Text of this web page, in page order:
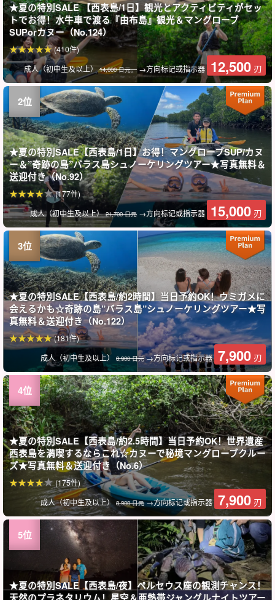
★夏の特別SALE 【西表島/1日】観光とアクティビティがセッ
トでお得！水牛車で渡る『由布島』観光＆マングローブ
SUPorカヌー（No.124）
成人（初中生及以上）14,000 日元。→方向标记或指示器 12,500 刃
(410件)
★夏の特別SALE【西表島/1日】お得！マングローブSUP/カヌ
ー＆”奇跡の島”バラス島シュノーケリングツアー★写真無料＆
送迎付き（No.92）
成人（初中生及以上）21,700 日元 →方向标记或指示器 15,000 刃
(177件)
★夏の特別SALE【西表島/約2時間】当日予約OK！ウミガメに
会えるかも☆奇跡の島”バラス島”シュノーケリングツアー★写
真無料＆送迎付き（No.122）
成人（初中生及以上） 8,900 日元→方向标记或指示器 7,900 刃
(181件)
★夏の特別SALE【西表島/約2.5時間】当日予約OK！世界遺産
西表島を満喫するならこれ☆カヌーで秘境マングローブクルー
ズ★写真無料＆送迎付き（No.6）
成人（初中生及以上） 8,900 日元→方向标记或指示器 7,900 刃
(175件)
★夏の特別SALE【西表島/夜】ペルセウス座の観測チャンス！
天然のプラネタリウム！星空＆亜熱帯ジャングルナイトツアー